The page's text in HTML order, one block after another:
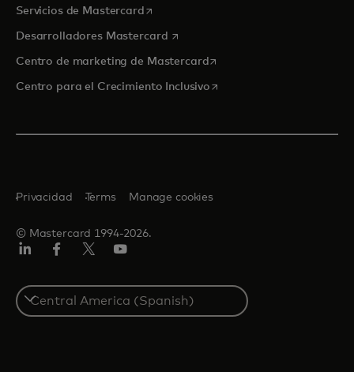
Servicios de Mastercardse abre en una pestaña nueva
Desarrolladores Mastercard se abre en una pestaña nueva
Centro de marketing de Mastercardse abre en una pestaña
Centro para el Crecimiento Inclusivose abre en una pestaña
© Mastercard 1994-2026.
Privacidad Terms Manage cookies
Select
a
country